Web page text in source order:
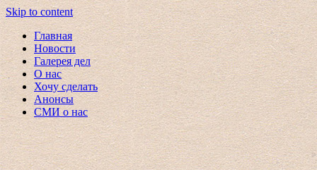
Skip to content
Главная
Новости
Галерея дел
О нас
Хочу сделать
Анонсы
СМИ о нас